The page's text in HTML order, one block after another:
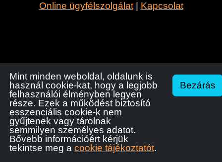
Online ügyfélszolgálat| Kapcsolat
Mint minden weboldal, oldalunk is
használ cookie-kat, hogy a legjobb
felhasználói élményben legyen
része. Ezek a működést biztosító
esszenciális cookie-k nem
gyűjtenek vagy tárolnak
semmilyen személyes adatot.
Bővebb információért kérjük
tekintse meg a cookie tájékoztatót.
Bezárás
Készült a FlexiPage tartalom kezelő rendszerrel
mail
flexipage.huwww.flexipage.hu
Impresszum